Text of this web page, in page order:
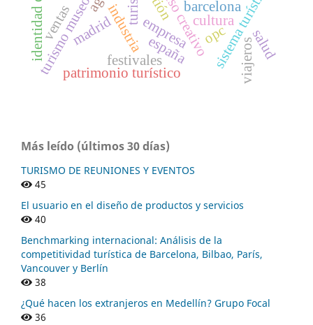
industria barcelona
madrid
turismo museo festivales
patrimonio turístico
sistema turístico
empresa
españa viajeros
ventas cultura
salud
opc
Más leído (últimos 30 días)
TURISMO DE REUNIONES Y EVENTOS
45
El usuario en el diseño de productos y servicios
40
Benchmarking internacional: Análisis de la
competitividad turística de Barcelona, Bilbao, París,
Vancouver y Berlín
38
¿Qué hacen los extranjeros en Medellín? Grupo Focal
36